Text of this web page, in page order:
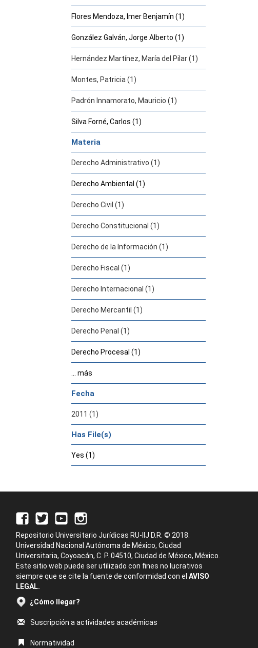
Flores Mendoza, Imer Benjamín (1)
González Galván, Jorge Alberto (1)
Hernández Martínez, María del Pilar (1)
Montes, Patricia (1)
Padrón Innamorato, Mauricio (1)
Silva Forné, Carlos (1)
Materia
Derecho Administrativo (1)
Derecho Ambiental (1)
Derecho Civil (1)
Derecho Constitucional (1)
Derecho de la Información (1)
Derecho Fiscal (1)
Derecho Internacional (1)
Derecho Mercantil (1)
Derecho Penal (1)
Derecho Procesal (1)
... más
Fecha
2011 (1)
Has File(s)
Yes (1)
Repositorio Universitario Jurídicas RU-IIJ D.R. © 2018.
Universidad Nacional Autónoma de México, Ciudad
Universitaria, Coyoacán, C. P. 04510, Ciudad de México, México.
Este sitio web puede ser utilizado con fines no lucrativos
siempre que se cite la fuente de conformidad con el AVISO
LEGAL.
¿Cómo llegar?
Suscripción a actividades académicas
Normatividad